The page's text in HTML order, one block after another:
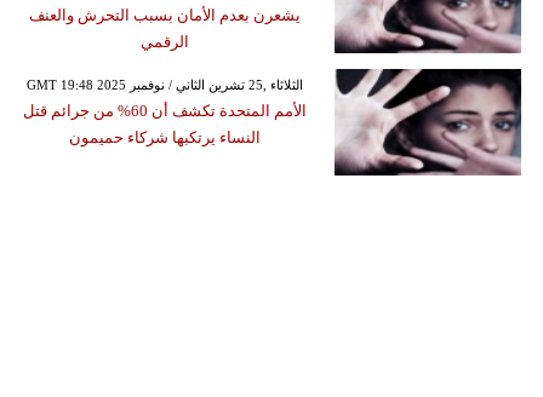
يشعرن بعدم الأمان بسبب التحرش والعنف
الرقمي
GMT 19:48 2025 الثلاثاء ,25 تشرين الثاني / نوفمبر
الأمم المتحدة تكشف أن 60% من جرائم قتل
النساء يرتكبها شركاء حميمون